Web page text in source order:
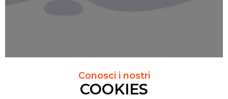
Conosci i nostri
COOKIES